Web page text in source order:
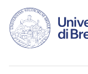
Salta al contenuto